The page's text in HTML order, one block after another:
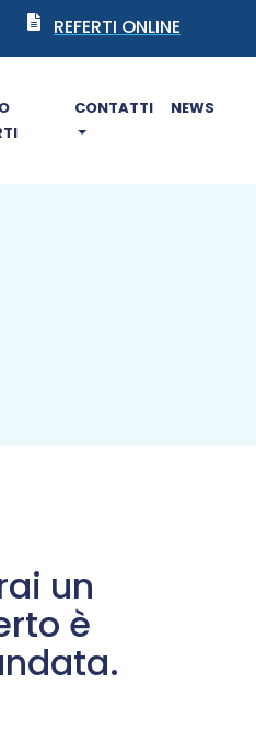
REFERTI ONLINE
CONTATTI NEWS
un
è